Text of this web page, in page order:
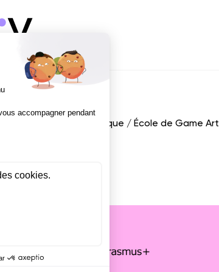
École de Direction Artistique
École de Game Art